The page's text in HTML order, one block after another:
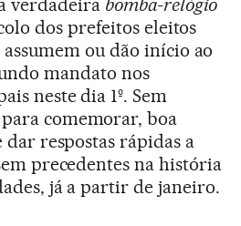
verdadeira bomba-relógio
dos prefeitos eleitos
assumem ou dão início ao
mandato nos
neste dia 1º. Sem
comemorar, boa
respostas rápidas a
precedentes na história
já a partir de janeiro.